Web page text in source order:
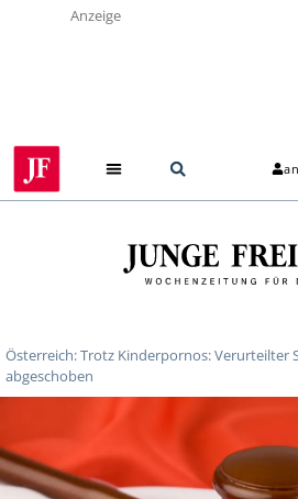
Anzeige
Österreich: Trotz Kinderpornos: Verurteilter
abgeschoben